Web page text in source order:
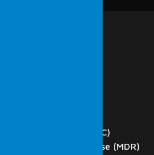
Operations Center (NOC)
Detection and Response (MDR)